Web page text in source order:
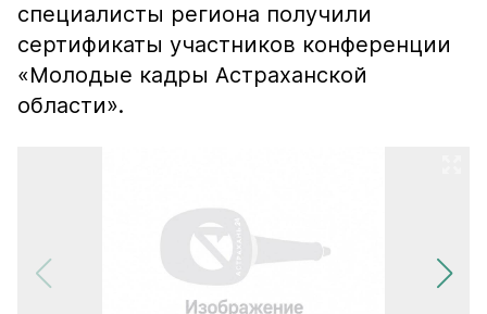
специалисты региона получили
сертификаты участников конференции
«Молодые кадры Астраханской
области».